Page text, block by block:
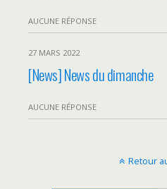
AUCUNE RÉPONSE
27 MARS 2022
[News] News du dimanche
AUCUNE RÉPONSE
Retour